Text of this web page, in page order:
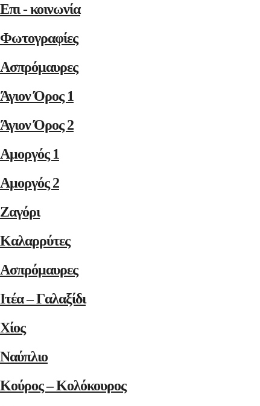
Επι - κοινωνία
Φωτογραφίες
Ασπρόμαυρες
Άγιον Όρος 1
Άγιον Όρος 2
Αμοργός 1
Αμοργός 2
Ζαγόρι
Καλαρρύτες
Ασπρόμαυρες
Ιτέα – Γαλαξίδι
Χίος
Ναύπλιο
Κούρος – Κολόκουρος